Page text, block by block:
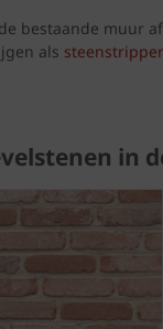
bestaande muur
als
in